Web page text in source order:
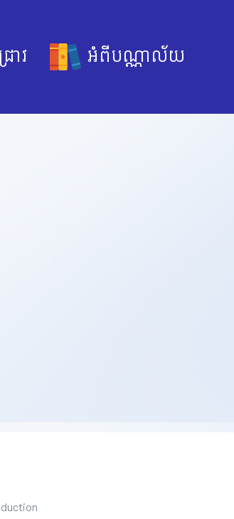
ាវ អំពីបណ្ណាល័យ